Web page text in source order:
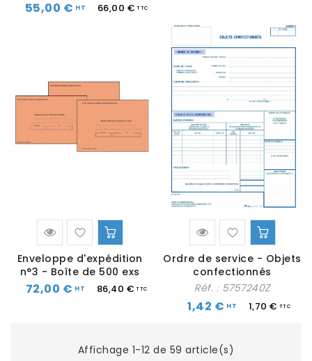
55,00 € 66,00 €
Enveloppe d'expédition
n°3 - Boîte de 500 exs
72,00 € 86,40 €
Ordre de service - Objets
confectionnés
Réf. : 5757240Z
1,42 € 1,70 €
Affichage 1-12 de 59 article(s)